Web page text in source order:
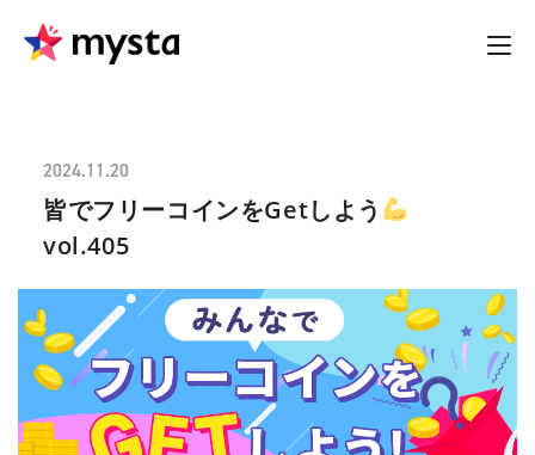
2024.11.20
皆でフリーコインをGetしよう
vol.405